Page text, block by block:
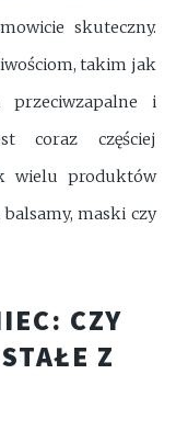
skuteczny.
takim jak
przeciwzapalne i
coraz częściej
wielu produktów
maski czy
CZY
Z